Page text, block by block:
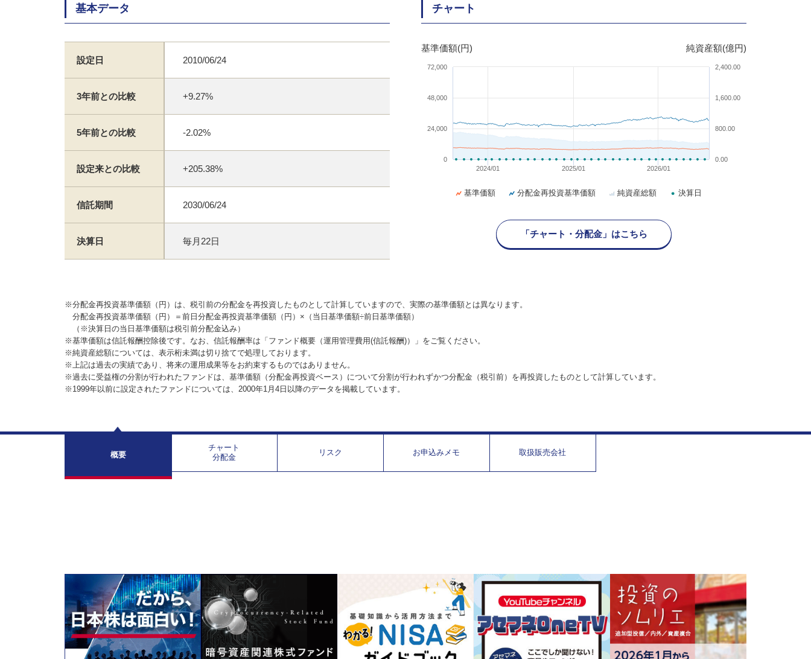
基本データ
設定日 2010/06/24
3年前との比較 +9.27%
5年前との比較 -2.02%
設定来との比較 +205.38%
信託期間 2030/06/24
決算日 毎月22日
チャート
基準価額(円) 純資産額(億円)
2024/01 2025/01 2026/01
0
24,000
48,000
72,000
0.00
800.00
1,600.00
2,400.00
基準価額 分配金再投資基準価額 純資産総額 決算日
「チャート・分配金」はこちら
※分配金再投資基準価額（円）は、税引前の分配金を再投資したものとして計算していますので、実際の基準価額とは異なります。
分配金再投資基準価額（円）＝前日分配金再投資基準価額（円）×（当日基準価額÷前日基準価額）
（※決算日の当日基準価額は税引前分配金込み）
※基準価額は信託報酬控除後です。なお、信託報酬率は「ファンド概要（運用管理費用(信託報酬)）」をご覧ください。
※純資産総額については、表示桁未満は切り捨てで処理しております。
※上記は過去の実績であり、将来の運用成果等をお約束するものではありません。
※過去に受益権の分割が行われたファンドは、基準価額（分配金再投資ベース）について分割が行われずかつ分配金（税引前）を再投資したものとして計算しています。
※1999年以前に設定されたファンドについては、2000年1月4日以降のデータを掲載しています。
概要
チャート
分配金
リスク お申込みメモ 取扱販売会社